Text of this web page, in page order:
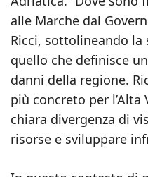
alle Marche dal
Ricci, sottolineando la
quello che definisce
danni della regione.
più concreto per
chiara divergenza di
risorse e sviluppare